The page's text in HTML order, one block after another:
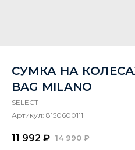
СУМКА НА КОЛЕСАХ
BAG MILANO
SELECT
Артикул: 8150600111
11 992 ₽ 14 990 ₽